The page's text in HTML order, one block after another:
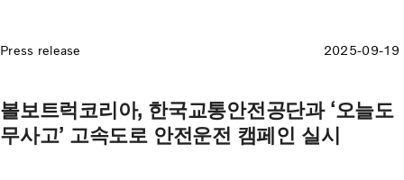
Press release 2025-09-19
볼보트럭코리아, 한국교통안전공단과 ‘오늘도
무사고’ 고속도로 안전운전 캠페인 실시